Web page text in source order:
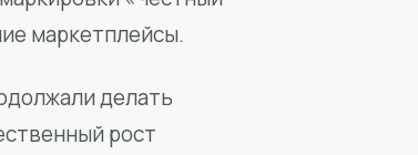
маркетплейсы.
делать
рост